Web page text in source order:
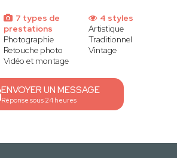
7 types de
prestations
Photographie
Retouche photo
Vidéo et montage
4 styles
Artistique
Traditionnel
Vintage
ENVOYER UN MESSAGE
Réponse sous 24 heures